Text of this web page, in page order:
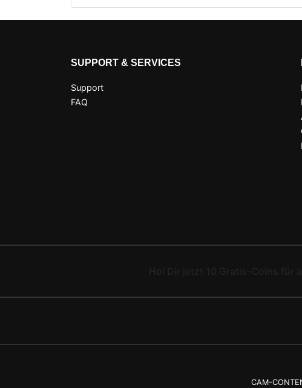
SUPPORT & SERVICES
Support
FAQ
Hol Dir jetzt 10 Gratis-Coins für
CAM-